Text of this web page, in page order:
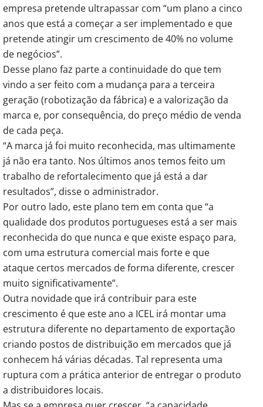
empresa pretende ultrapassar com “um plano a cinco
anos que está a começar a ser implementado e que
pretende atingir um crescimento de 40% no volume
de negócios”.
Desse plano faz parte a continuidade do que tem
vindo a ser feito com a mudança para a terceira
geração (robotização da fábrica) e a valorização da
marca e, por consequência, do preço médio de venda
de cada peça.
“A marca já foi muito reconhecida, mas ultimamente
já não era tanto. Nos últimos anos temos feito um
trabalho de refortalecimento que já está a dar
resultados”, disse o administrador.
Por outro lado, este plano tem em conta que “a
qualidade dos produtos portugueses está a ser mais
reconhecida do que nunca e que existe espaço para,
com uma estrutura comercial mais forte e que
ataque certos mercados de forma diferente, crescer
muito significativamente”.
Outra novidade que irá contribuir para este
crescimento é que este ano a ICEL irá montar uma
estrutura diferente no departamento de exportação
criando postos de distribuição em mercados que já
conhecem há várias décadas. Tal representa uma
ruptura com a prática anterior de entregar o produto
a distribuidores locais.